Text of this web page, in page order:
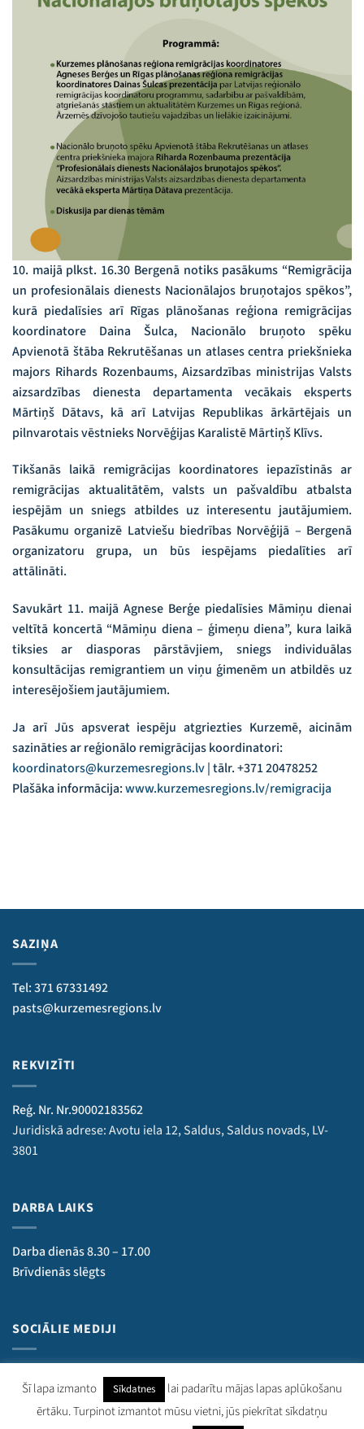
10. maijā plkst. 16.30 Bergenā notiks pasākums “Remigrācija
un profesionālais dienests Nacionālajos bruņotajos spēkos”,
kurā piedalīsies arī Rīgas plānošanas reģiona remigrācijas
koordinatore Daina Šulca, Nacionālo bruņoto spēku
Apvienotā štāba Rekrutēšanas un atlases centra priekšnieka
majors Rihards Rozenbaums, Aizsardzības ministrijas Valsts
aizsardzības dienesta departamenta vecākais eksperts
Mārtiņš Dātavs, kā arī Latvijas Republikas ārkārtējais un
pilnvarotais vēstnieks Norvēģijas Karalistē Mārtiņš Klīvs.
Tikšanās laikā remigrācijas koordinatores iepazīstinās ar
remigrācijas aktualitātēm, valsts un pašvaldību atbalsta
iespējām un sniegs atbildes uz interesentu jautājumiem.
Pasākumu organizē Latviešu biedrības Norvēģijā – Bergenā
organizatoru grupa, un būs iespējams piedalīties arī
attālināti.
Savukārt 11. maijā Agnese Berģe piedalīsies Māmiņu dienai
veltītā koncertā “Māmiņu diena – ģimeņu diena”, kura laikā
tiksies ar diasporas pārstāvjiem, sniegs individuālas
konsultācijas remigrantiem un viņu ģimenēm un atbildēs uz
interesējošiem jautājumiem.
Ja arī Jūs apsverat iespēju atgriezties Kurzemē, aicinām
sazināties ar reģionālo remigrācijas koordinatori:
koordinators@kurzemesregions.lv| tālr. +371 20478252
Plašāka informācija:www.kurzemesregions.lv/remigracija
SAZIŅA
Tel: 371 67331492
pasts@kurzemesregions.lv
REKVIZĪTI
Reģ. Nr. Nr.90002183562
Juridiskā adrese: Avotu iela 12, Saldus, Saldus novads, LV-
3801
DARBA LAIKS
Darba dienās 8.30 – 17.00
Brīvdienās slēgts
SOCIĀLIE MEDIJI
Šī lapa izmanto Sīkdatnes
lai padarītu mājas lapas aplūkošanu
ērtāku. Turpinot izmantot mūsu vietni, jūs piekrītat sīkdatņu